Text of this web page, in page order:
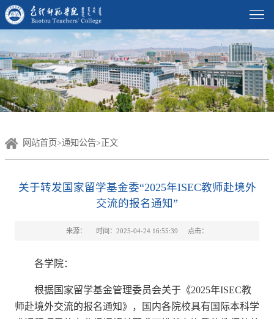
网站首页>通知公告>正文
关于转发国家留学基金委“2025年ISEC教师赴境外
交流的报名通知”
来源： 时间：2025-04-24 16:55:39 点击：
各学院：
根据国家留学基金管理委员会关于《2025年ISEC教
师赴境外交流的报名通知》，国内各院校具有国际本科学